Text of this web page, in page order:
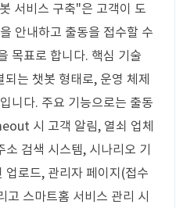
서비스 구축"은 고객이 도
안내하고 출동을 접수할 수
목표로 합니다. 핵심 기술
는 챗봇 형태로, 운영 체제
니다. 주요 기능으로는 출동
시 고객 알림, 열쇠 업체
검색 시스템, 시나리오 기
업로드, 관리자 페이지(접수
고 스마트홈 서비스 관리 시